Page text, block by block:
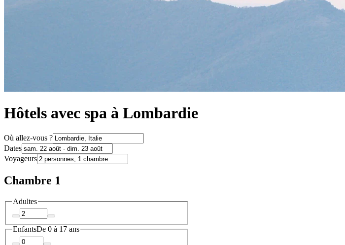
Hôtels avec spa à Lombardie
Où allez-vous ?
Dates
Voyageurs
Chambre 1
Adultes
EnfantsDe 0 à 17 ans